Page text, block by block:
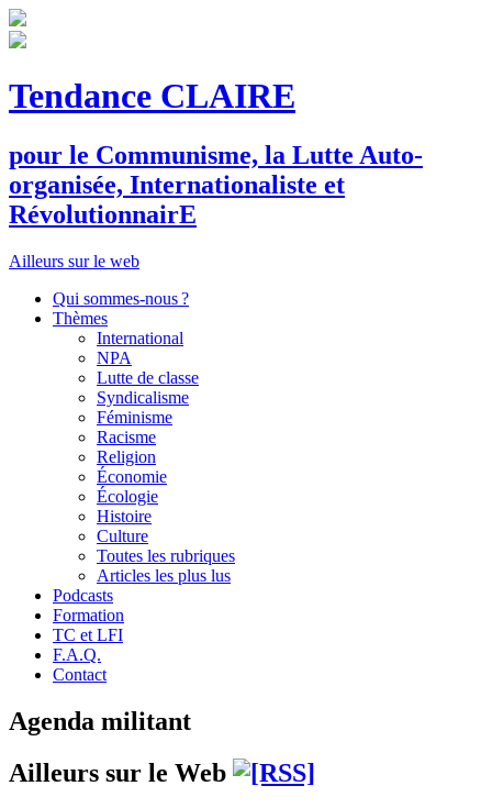
Tendance CLAIRE
pour le Communisme, la Lutte Auto-
organisée, Internationaliste et
RévolutionnairE
Ailleurs sur le web
Qui sommes-nous ?
Thèmes
International
NPA
Lutte de classe
Syndicalisme
Féminisme
Racisme
Religion
Économie
Écologie
Histoire
Culture
Toutes les rubriques
Articles les plus lus
Podcasts
Formation
TC et LFI
F.A.Q.
Contact
Agenda militant
Ailleurs sur le Web